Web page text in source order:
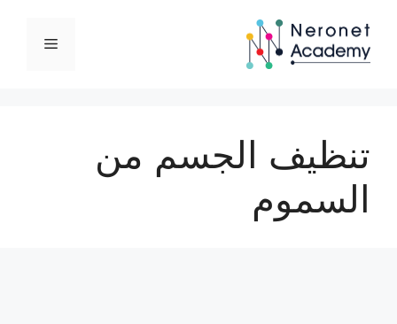
المحتوى
القائمة
تنظيف الجسم من
السموم